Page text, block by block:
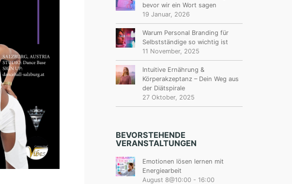
bevor wir ein Wort sagen
19 Januar, 2026
Warum Personal Branding für
Selbstständige so wichtig ist
11 November, 2025
Intuitive Ernährung &
Körperakzeptanz – Dein Weg aus
der Diätspirale
27 Oktober, 2025
BEVORSTEHENDE
VERANSTALTUNGEN
Emotionen lösen lernen mit
Energiearbeit
August 8@10:00- 16:00